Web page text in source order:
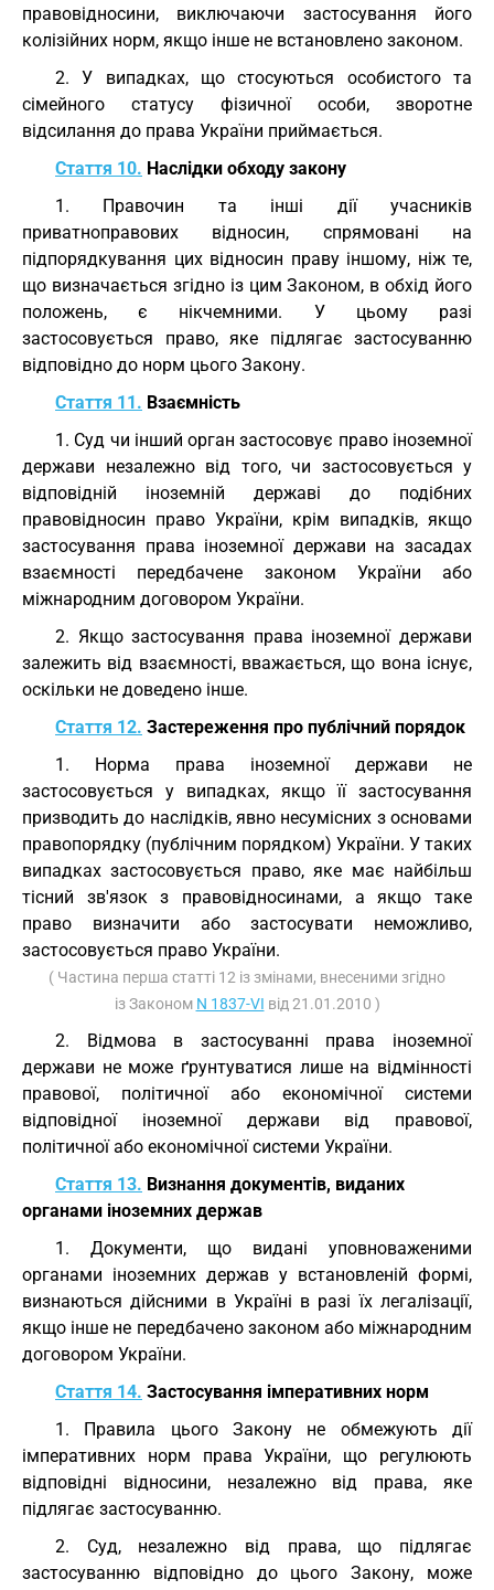
правовідносини, виключаючи застосування його
колізійних норм, якщо інше не встановлено законом.
2. У випадках, що стосуються особистого та
сімейного статусу фізичної особи, зворотне
відсилання до права України приймається.
Стаття 10. Наслідки обходу закону
1. Правочин та інші дії учасників
приватноправових відносин, спрямовані на
підпорядкування цих відносин праву іншому, ніж те,
що визначається згідно із цим Законом, в обхід його
положень, є нікчемними. У цьому разі
застосовується право, яке підлягає застосуванню
відповідно до норм цього Закону.
Стаття 11. Взаємність
1. Суд чи інший орган застосовує право іноземної
держави незалежно від того, чи застосовується у
відповідній іноземній державі до подібних
правовідносин право України, крім випадків, якщо
застосування права іноземної держави на засадах
взаємності передбачене законом України або
міжнародним договором України.
2. Якщо застосування права іноземної держави
залежить від взаємності, вважається, що вона існує,
оскільки не доведено інше.
Стаття 12. Застереження про публічний порядок
1. Норма права іноземної держави не
застосовується у випадках, якщо її застосування
призводить до наслідків, явно несумісних з основами
правопорядку (публічним порядком) України. У таких
випадках застосовується право, яке має найбільш
тісний зв'язок з правовідносинами, а якщо таке
право визначити або застосувати неможливо,
застосовується право України.
( Частина перша статті 12 із змінами, внесеними згідно
із Законом N 1837-VI від 21.01.2010 )
2. Відмова в застосуванні права іноземної
держави не може ґрунтуватися лише на відмінності
правової, політичної або економічної системи
відповідної іноземної держави від правової,
політичної або економічної системи України.
Стаття 13. Визнання документів, виданих
органами іноземних держав
1. Документи, що видані уповноваженими
органами іноземних держав у встановленій формі,
визнаються дійсними в Україні в разі їх легалізації,
якщо інше не передбачено законом або міжнародним
договором України.
Стаття 14. Застосування імперативних норм
1. Правила цього Закону не обмежують дії
імперативних норм права України, що регулюють
відповідні відносини, незалежно від права, яке
підлягає застосуванню.
2. Суд, незалежно від права, що підлягає
застосуванню відповідно до цього Закону, може